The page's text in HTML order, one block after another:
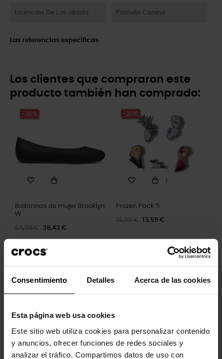
Consentimiento Detalles Acerca de las cookies
Esta página web usa cookies
Este sitio web utiliza cookies para personalizar contenido
y anuncios, ofrecer funciones de redes sociales y
analizar el tráfico. Compartimos datos de uso con
Licencias De Los Jibbitz Patrulla Canina
Las referencias específicas
Los clientes que compraron este
producto también han comprado:
-30%
Bailarinas de mujer Brooklyn
W
54,99 € 38,43 €
-20%
Frozen Pack 5
16,99 € 13,59 €
Zuecos de niños Classic...